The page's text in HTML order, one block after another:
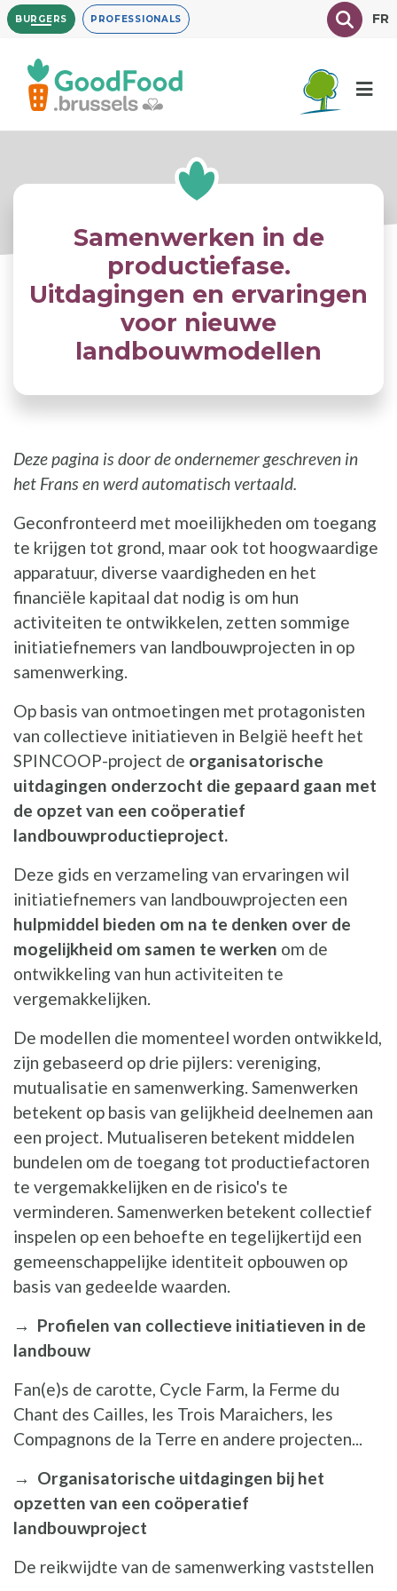
Overslaan
en
inhoud
gaan
BURGERS PROFESSIONALS TexteFR
Samenwerken in de
productiefase.
Uitdagingen en ervaringen
voor nieuwe
landbouwmodellen
Deze pagina is door de ondernemer geschreven in
het Frans en werd automatisch vertaald.
Geconfronteerd met moeilijkheden om toegang
te krijgen tot grond, maar ook tot hoogwaardige
apparatuur, diverse vaardigheden en het
financiële kapitaal dat nodig is om hun
activiteiten te ontwikkelen, zetten sommige
initiatiefnemers van landbouwprojecten in op
samenwerking.
Op basis van ontmoetingen met protagonisten
van collectieve initiatieven in België heeft het
SPINCOOP-project de organisatorische
uitdagingen onderzocht die gepaard gaan met
de opzet van een coöperatief
landbouwproductieproject.
Deze gids en verzameling van ervaringen wil
initiatiefnemers van landbouwprojecten een
hulpmiddel bieden om na te denken over de
mogelijkheid om samen te werken om de
ontwikkeling van hun activiteiten te
vergemakkelijken.
De modellen die momenteel worden ontwikkeld,
zijn gebaseerd op drie pijlers: vereniging,
mutualisatie en samenwerking. Samenwerken
betekent op basis van gelijkheid deelnemen aan
een project. Mutualiseren betekent middelen
bundelen om de toegang tot productiefactoren
te vergemakkelijken en de risico's te
verminderen. Samenwerken betekent collectief
inspelen op een behoefte en tegelijkertijd een
gemeenschappelijke identiteit opbouwen op
basis van gedeelde waarden.
→ Profielen van collectieve initiatieven in de
landbouw
Fan(e)s de carotte, Cycle Farm, la Ferme du
Chant des Cailles, les Trois Maraichers, les
Compagnons de la Terre en andere projecten...
→ Organisatorische uitdagingen bij het
opzetten van een coöperatief
landbouwproject
De reikwijdte van de samenwerking vaststellen